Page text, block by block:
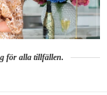
för alla tillfällen.